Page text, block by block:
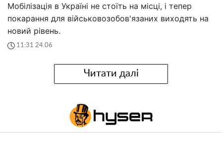
Мобілізація в Україні не стоїть на місці, і тепер
покарання для військовозобов'язаних виходять на
новий рівень.
11:31 24.06
Читати далі